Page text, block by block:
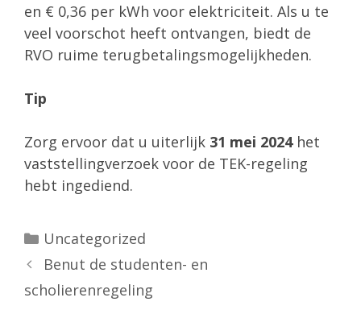
en € 0,36 per kWh voor elektriciteit. Als u te
veel voorschot heeft ontvangen, biedt de
RVO ruime terugbetalingsmogelijkheden.
Tip
Zorg ervoor dat u uiterlijk 31 mei 2024het
vaststellingverzoek voor de TEK-regeling
hebt ingediend.
Categorieën
Uncategorized
Benut de studenten- en
scholierenregeling